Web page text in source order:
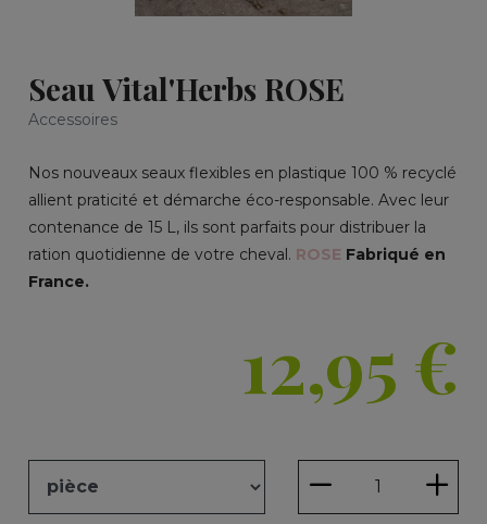
Seau Vital'Herbs ROSE
Accessoires
Nos nouveaux seaux flexibles en plastique 100 % recyclé
allient praticité et démarche éco-responsable. Avec leur
contenance de 15 L, ils sont parfaits pour distribuer la
ration quotidienne de votre cheval. ROSE Fabriqué en
France.
12,95 €